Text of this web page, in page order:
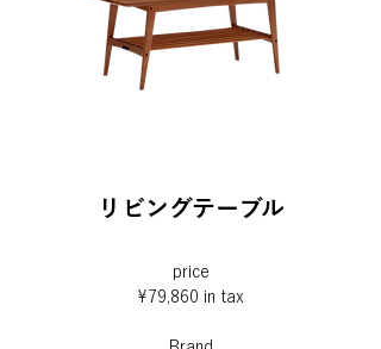
リビングテーブル
price
¥79,860 in tax